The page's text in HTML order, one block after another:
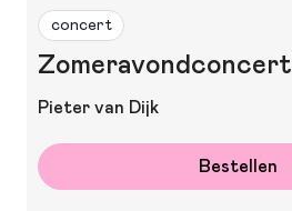
concert
Zomeravondconcert
Pieter van Dijk
Bestellen